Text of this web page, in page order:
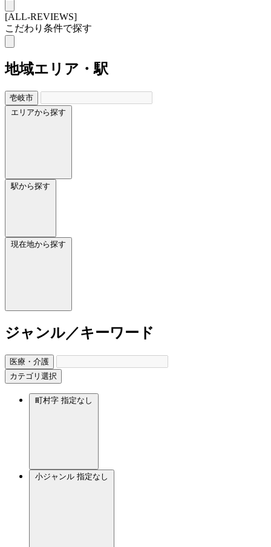
[ALL-REVIEWS]
こだわり条件で探す
地域エリア・駅
壱岐市
エリアから探す
駅から探す
現在地から探す
ジャンル／キーワード
医療・介護
カテゴリ選択
町村字 指定なし
小ジャンル 指定なし